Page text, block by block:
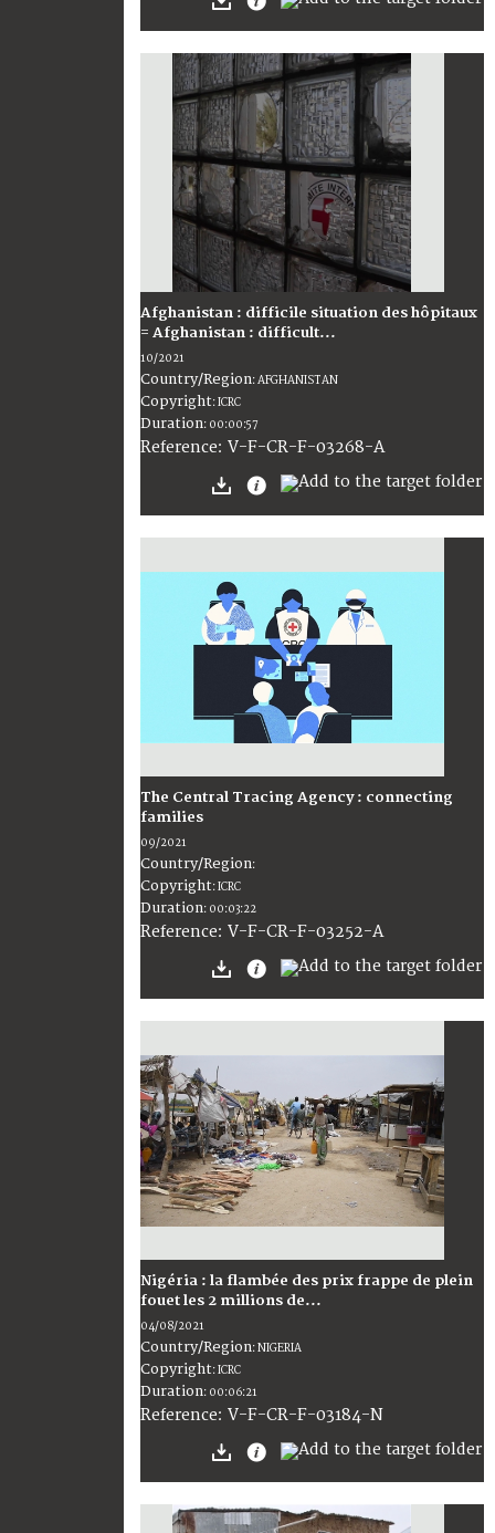
Afghanistan : difficile situation des hôpitaux
= Afghanistan : difficult...
10/2021
Country/Region:AFGHANISTAN
Copyright:ICRC
Duration: 00:00:57
Reference: V-F-CR-F-03268-A
The Central Tracing Agency : connecting
families
09/2021
Country/Region:
Copyright:ICRC
Duration: 00:03:22
Reference: V-F-CR-F-03252-A
Nigéria : la flambée des prix frappe de plein
fouet les 2 millions de...
04/08/2021
Country/Region:NIGERIA
Copyright:ICRC
Duration: 00:06:21
Reference: V-F-CR-F-03184-N